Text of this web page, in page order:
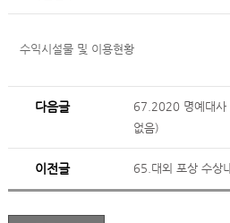
수익시설물 및 이용현황
다음글
67.2020 명예대사
없음)
이전글 65.대외 포상 수상